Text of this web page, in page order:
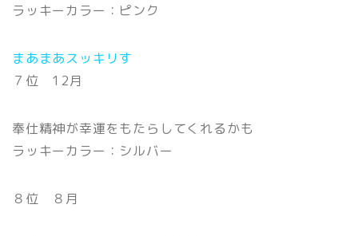
ラッキーカラー：ピンク
まあまあスッキリす
７位 12月
奉仕精神が幸運をもたらしてくれるかも
ラッキーカラー：シルバー
８位 ８月